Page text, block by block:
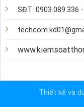
SĐT: 0903.089.336
Thiết kế và